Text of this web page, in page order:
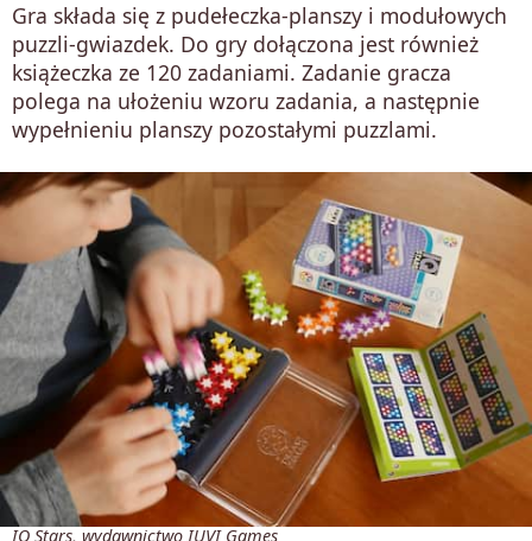
Gra składa się z pudełeczka-planszy i modułowych
puzzli-gwiazdek. Do gry dołączona jest również
książeczka ze 120 zadaniami. Zadanie gracza
polega na ułożeniu wzoru zadania, a następnie
wypełnieniu planszy pozostałymi puzzlami.
IQ Stars, wydawnictwo IUVI Games